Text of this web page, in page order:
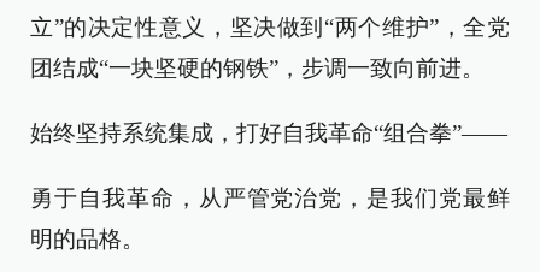
立”的决定性意义，坚决做到“两个维护”，全党
团结成“一块坚硬的钢铁”，步调一致向前进。
始终坚持系统集成，打好自我革命“组合拳”——
勇于自我革命，从严管党治党，是我们党最鲜
明的品格。